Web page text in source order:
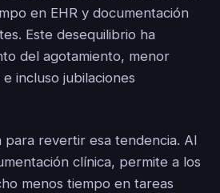
en EHR y documentación
Este desequilibrio ha
del agotamiento, menor
incluso jubilaciones
para revertir esa tendencia. Al
clínica, permite a los
menos tiempo en tareas